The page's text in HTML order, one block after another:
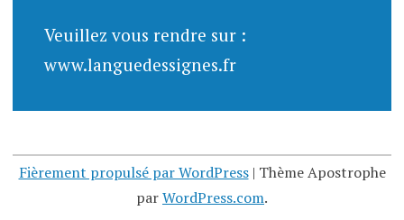
Veuillez vous rendre sur :
www.languedessignes.fr
Fièrement propulsé par WordPress | Thème Apostrophe
parWordPress.com.